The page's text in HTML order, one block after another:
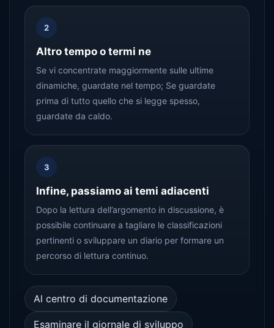
2
Altro tempo o termi ne
Se vi concentrate maggiormente sulle ultime
dinamiche, guardate nel tempo; Se guardate
prima di tutto quello che si legge spesso,
guardate da caldo.
3
Infine, passiamo ai temi adiacenti
Dopo la lettura dell’argomento in discussione, è
possibile continuare a tagliare le classificazioni
pertinenti o sviluppare un diario per formare un
percorso di lettura continuo.
Al centro di documentazione
Esaminare il giornale di sviluppo